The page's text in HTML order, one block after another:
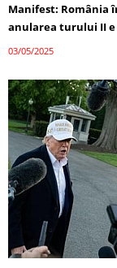
Manifest: România
anularea turului II
03/05/2025